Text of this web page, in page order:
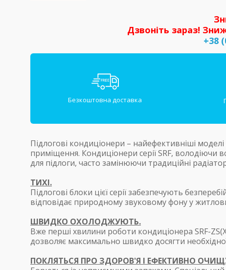
Дзвоніть зараз!
+38
Безкоштовна доставка
Підлогові кондиціонери – найефективніші моделі
приміщення. Кондиціонери серії SRF, володіючи
для підлоги, часто замінюючи традиційні
ТИХІ.
Підлогові блоки цієї серії забезпечують
відповідає природному звуковому фону у
ШВИДКО ОХОЛОДЖУЮТЬ.
Вже перші хвилини роботи кондиціонера SRF-
дозволяє максимально швидко досягти
ПОКЛЯТЬСЯ ПРО ЗДОРОВ'Я І ЕФЕКТИВНО